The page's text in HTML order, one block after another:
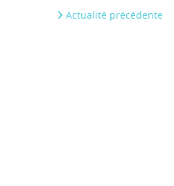
Actualité précédente